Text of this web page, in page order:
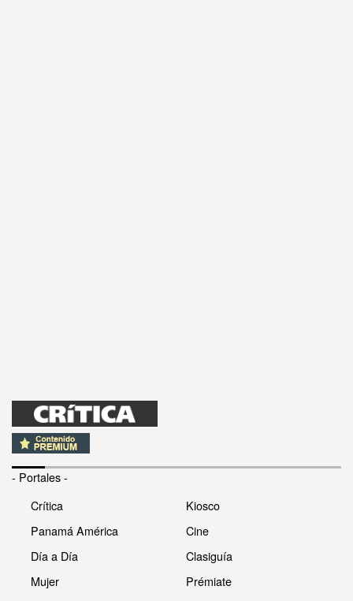
- Portales -
Crítica
Panamá América
Día a Día
Mujer
Kiosco
Cine
Clasiguía
Prémiate